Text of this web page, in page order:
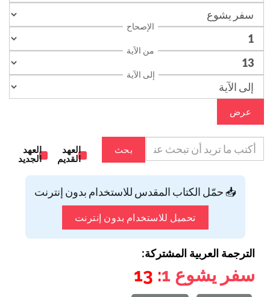
الإصحاح
من الآية
إلى الآية
عرض
بحث
العهد
القديم
العهد
الجديد
📥 حمّل الكتاب المقدس للاستخدام بدون إنترنت
تحميل للاستخدام بدون إنترنت
الترجمة العربية المشتركة:
سفر يشوع 1
: 13